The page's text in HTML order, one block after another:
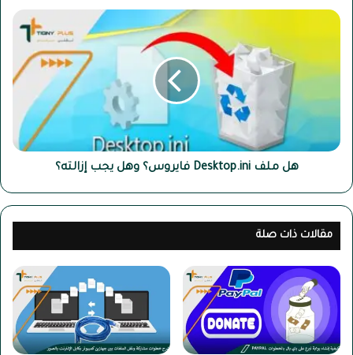
هل
فايروس؟
يجب
إزالته؟
هل ملف Desktop.ini فايروس؟ وهل يجب إزالته؟
مقالات ذات صلة